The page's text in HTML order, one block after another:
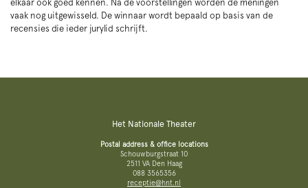
elkaar ook goed kennen. Na de voorstellingen worden de meningen
vaak nog uitgewisseld. De winnaar wordt bepaald op basis van de
recensies die ieder jurylid schrijft.
Het Nationale Theater
Postal address & office locations
Schouwburgstraat 10
2511 VA Den Haag
088 3565356
receptie@hnt.nl